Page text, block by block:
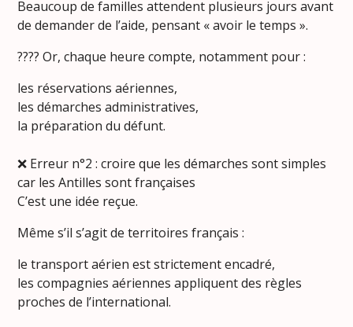
Beaucoup de familles attendent plusieurs jours avant
de demander de l’aide, pensant « avoir le temps ».
???? Or, chaque heure compte, notamment pour :
les réservations aériennes,
les démarches administratives,
la préparation du défunt.
❌ Erreur n°2 : croire que les démarches sont simples
car les Antilles sont françaises
C’est une idée reçue.
Même s’il s’agit de territoires français :
le transport aérien est strictement encadré,
les compagnies aériennes appliquent des règles
proches de l’international.